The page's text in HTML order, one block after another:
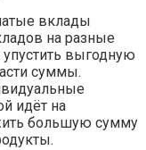
вклады
на разные
выгодную
суммы.
идёт на
большую сумму